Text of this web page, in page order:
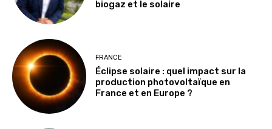
biogaz et le solaire
FRANCE
Éclipse solaire : quel impact sur la
production photovoltaïque en
France et en Europe ?